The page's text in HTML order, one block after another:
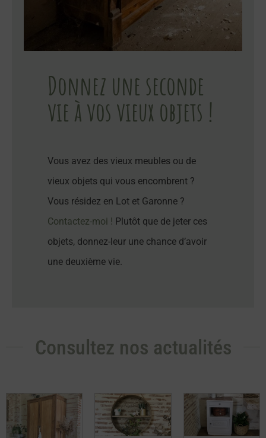
Donnez une seconde
vie à vos vieux objets !
Vous avez des vieux meubles ou de
vieux objets qui vous encombrent ?
Vous résidez en Lot et Garonne ?
Contactez-moi ! Plutôt que de jeter ces
objets, donnez-leur une chance d’avoir
une deuxième vie.
Consultez nos actualités